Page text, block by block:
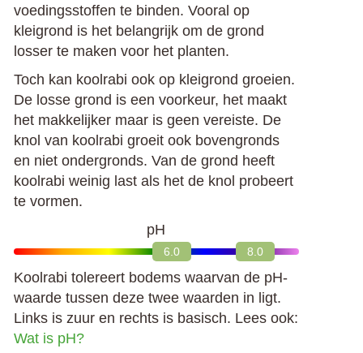
voedingsstoffen te binden. Vooral op
kleigrond is het belangrijk om de grond
losser te maken voor het planten.
Toch kan koolrabi ook op kleigrond groeien.
De losse grond is een voorkeur, het maakt
het makkelijker maar is geen vereiste. De
knol van koolrabi groeit ook bovengronds
en niet ondergronds. Van de grond heeft
koolrabi weinig last als het de knol probeert
te vormen.
pH
6.0 8.0
Koolrabi tolereert bodems waarvan de pH-
waarde tussen deze twee waarden in ligt.
Links is zuur en rechts is basisch. Lees ook:
Wat is pH?